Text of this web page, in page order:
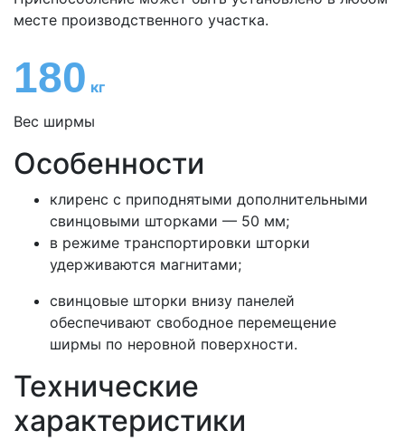
месте производственного участка.
180 кг
Вес ширмы
Особенности
клиренс с приподнятыми дополнительными
свинцовыми шторками — 50 мм;
в режиме транспортировки шторки
удерживаются магнитами;
свинцовые шторки внизу панелей
обеспечивают свободное перемещение
ширмы по неровной поверхности.
Технические
характеристики